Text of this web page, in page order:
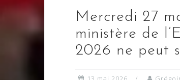
Mercredi 27
ministère de
2026 ne peut